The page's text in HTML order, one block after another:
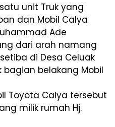
unit Truk yang
dan Mobil Calya
Ade
dari arah namang
di Desa Celuak
bagian belakang Mobil
Toyota Calya tersebut
milik rumah Hj.